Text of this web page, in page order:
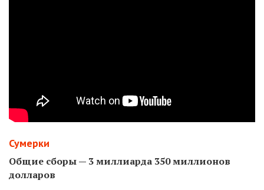
Сумерки
Общие сборы — 3 миллиарда 350 миллионов
долларов